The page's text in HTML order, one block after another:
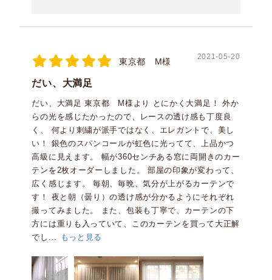
東京都 M様 2021-05-20
だい、大満足
だい、大満足 東京都 M様より とにかく大満足！ 外か
らの光を感じたかったので、レースの透け感も丁度良
く、 何より刺繍が派手ではなく、エレガントで、美し
い！ 銀色のスパンコールが虹色に光ってて、上品かつ
高級に見えます。 幅が360センチある窓に両開きのカー
テンを2枚オーダーしました。 部屋の印象が変わって、
広く感じます。 毎朝、毎晩、気分が上がるカーテンで
す！ 夜と朝（曇り）の透け感が分かるようにそれぞれ
撮ってみました。 また、包装も丁寧で、カーテンの下
方には重りも入っていて、このカーテンを買って大正解
でし...
もっと見る